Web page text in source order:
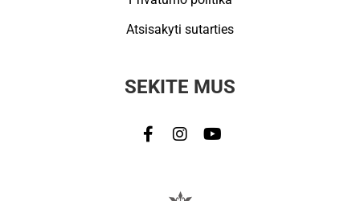
Atsisakyti sutarties
SEKITE MUS